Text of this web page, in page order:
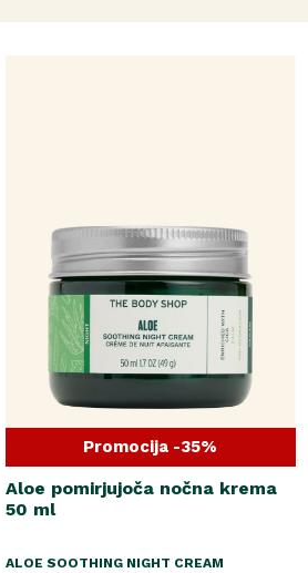
Promocija -35%
Aloe pomirjujoča nočna krema
50 ml
ALOE SOOTHING NIGHT CREAM